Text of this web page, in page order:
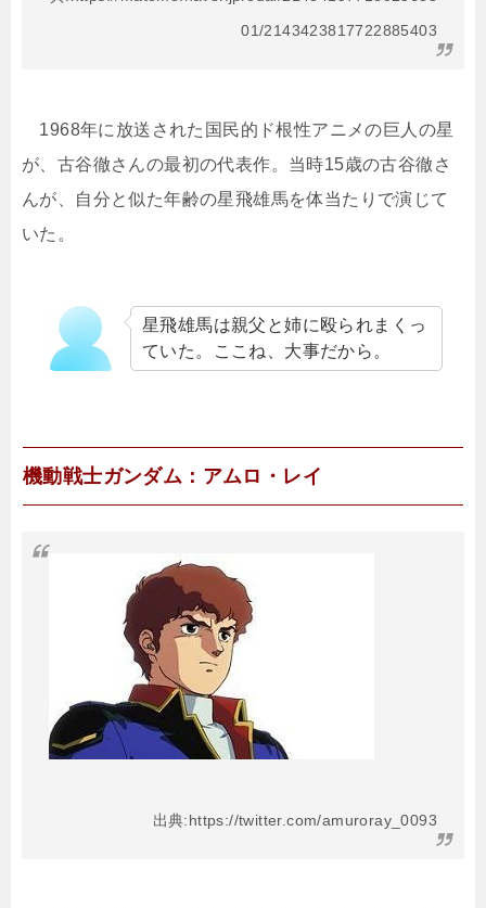
01/2143423817722885403
1968年に放送された国民的ド根性アニメの巨人の星
が、古谷徹さんの最初の代表作。当時15歳の古谷徹さ
んが、自分と似た年齢の星飛雄馬を体当たりで演じて
いた。
星飛雄馬は親父と姉に殴られまくっ
ていた。ここね、大事だから。
機動戦士ガンダム：アムロ・レイ
出典:https://twitter.com/amuroray_0093